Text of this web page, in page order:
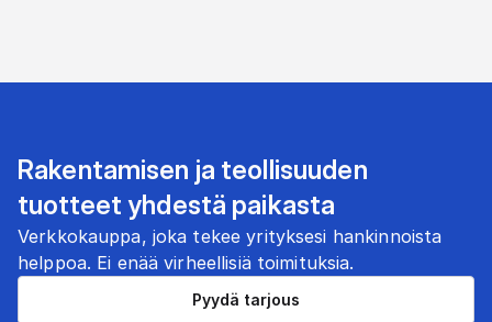
Rakentamisen ja teollisuuden
tuotteet yhdestä paikasta
Verkkokauppa, joka tekee yrityksesi hankinnoista
helppoa. Ei enää virheellisiä toimituksia.
Pyydä tarjous